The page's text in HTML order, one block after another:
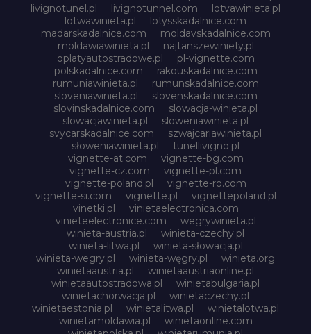
livignotunel.pl
livignotunnel.com
lotvawinieta.pl
lotwawinieta.pl
lotysskadalnice.com
madarskadalnice.com
moldavskadalnice.com
moldawiawinieta.pl
najtanszewiniety.pl
oplatyautostradowe.pl
pl-vignette.com
polskadalnice.com
rakouskadalnice.com
rumuniawinieta.pl
rumunskadalnice.com
sloveniawinieta.pl
slovenskadalnice.com
slovinskadalnice.com
slowacja-winieta.pl
slowacjawinieta.pl
sloweniawinieta.pl
svycarskadalnice.com
szwajcariawinieta.pl
słoweniawinieta.pl
tunellivigno.pl
vignette-at.com
vignette-bg.com
vignette-cz.com
vignette-pl.com
vignette-poland.pl
vignette-ro.com
vignette-si.com
vignette.pl
vignettepoland.pl
vinetki.pl
vinietaelectronica.com
vinieteelectronice.com
wegrywinieta.pl
winieta-austria.pl
winieta-czechy.pl
winieta-litwa.pl
winieta-słowacja.pl
winieta-wegry.pl
winieta-węgry.pl
winieta.org
winietaaustria.pl
winietaaustriaonline.pl
winietaautostradowa.pl
winietabulgaria.pl
winietachorwacja.pl
winietaczechy.pl
winietaestonia.pl
winietalitwa.pl
winietalotwa.pl
winietamoldawia.pl
winietaonline.com